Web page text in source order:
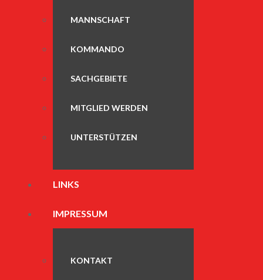
MANNSCHAFT
KOMMANDO
SACHGEBIETE
MITGLIED WERDEN
UNTERSTÜTZEN
LINKS
IMPRESSUM
KONTAKT